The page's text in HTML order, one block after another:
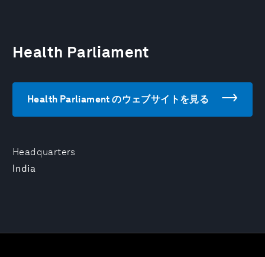
Headquarters
India
Health Parliament
Health Parliament のウェブサイトを見る